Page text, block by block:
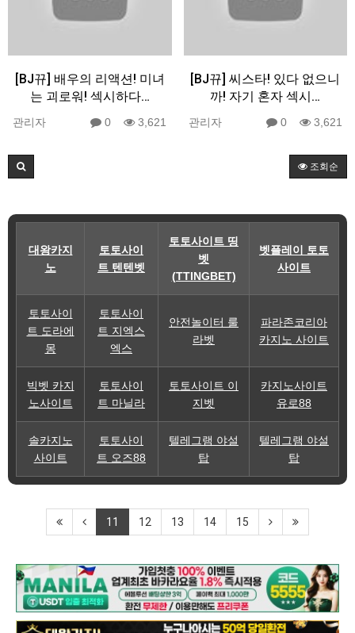
[BJ뀨] 배우의 리액션! 미녀
는 괴로워! 섹시하다…
관리자 0 3,621
[BJ뀨] 씨스타! 있다 없으니
까! 자기 혼자 섹시…
관리자 0 3,621
조회순
대왕카지
노
토토사이
트 텐텐벳
토토사이트 띵
벳
(TTINGBET)
벳플레이 토토
사이트
토토사이
트 도라에
몽
토토사이
트 지엑스
엑스
안전놀이터 룰
라벳
파라존코리아
카지노 사이트
빅벳 카지
노사이트
토토사이
트 마닐라
토토사이트 이
지벳
카지노사이트
유로88
솔카지노
사이트
토토사이
트 오즈88
텔레그램 야설
탑
텔레그램 야설
탑
11 12 13 14 15